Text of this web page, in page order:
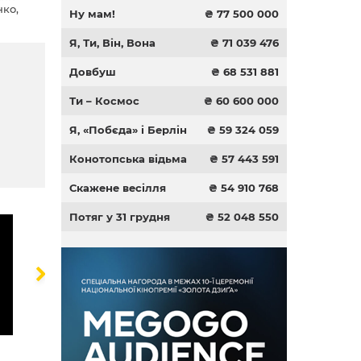
Ну мам! ₴ 77 500 000
Я, Ти, Він, Вона ₴ 71 039 476
Довбуш ₴ 68 531 881
Ти – Космос ₴ 60 600 000
Я, «Побєда» і Берлін ₴ 59 324 059
Конотопська відьма ₴ 57 443 591
Скажене весілля ₴ 54 910 768
Потяг у 31 грудня ₴ 52 048 550